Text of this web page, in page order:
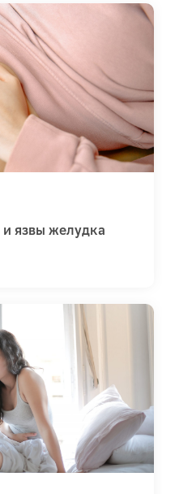
и язвы желудка